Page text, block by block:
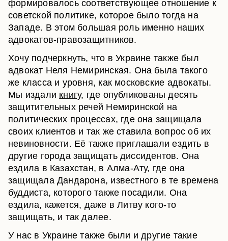
формировалось соответствующее отношение к
советской политике, которое было тогда на
Западе. В этом большая роль именно наших
адвокатов-правозащитников.
Хочу подчеркнуть, что в Украине также был
адвокат Неля Немиринская. Она была такого
же класса и уровня, как московские адвокаты.
Мы издали книгу, где опубликованы десять
защитительных речей Немиринской на
политических процессах, где она защищала
своих клиентов и так же ставила вопрос об их
невиновности. Её также приглашали ездить в
другие города защищать диссидентов. Она
ездила в Казахстан, в Алма-Ату, где она
защищала Дандарона, известного в те времена
буддиста, которого также посадили. Она
ездила, кажется, даже в Литву кого-то
защищать, и так далее.
У нас в Украине также были и другие такие